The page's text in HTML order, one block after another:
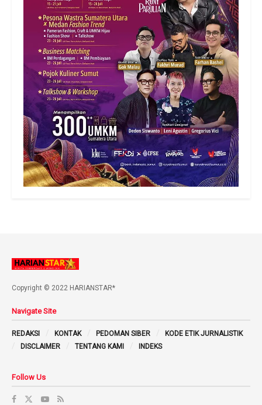
Copyright © 2022 HARIANSTAR*
Navigate Site
REDAKSI KONTAK PEDOMAN SIBER
KODE ETIK JURNALISTIK
DISCLAIMER
TENTANG KAMI INDEKS
Follow Us